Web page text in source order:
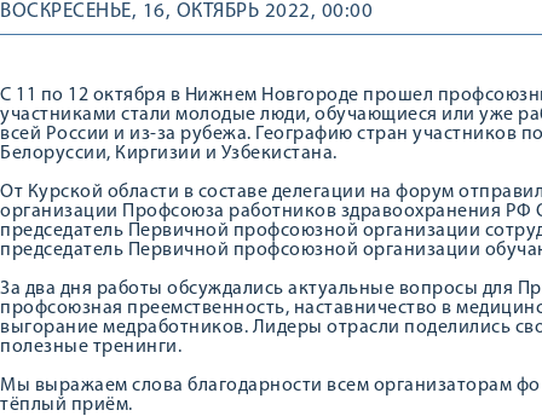
ВОСКРЕСЕНЬЕ, 16, ОКТЯБРЬ 2022, 00:00
С 11 по 12 октября в Нижнем Новгороде прошел
участниками стали молодые люди, обучающиеся или уже
всей России и из-за рубежа. Географию стран участников
Белоруссии, Киргизии и Узбекистана.
От Курской области в составе делегации на форум
организации Профсоюза работников здравоохранения РФ
председатель Первичной профсоюзной организации
председатель Первичной профсоюзной организации
За два дня работы обсуждались актуальные вопросы для
профсоюзная преемственность, наставничество в
выгорание медработников. Лидеры отрасли поделились
полезные тренинги.
Мы выражаем слова благодарности всем организаторам
тёплый приём.